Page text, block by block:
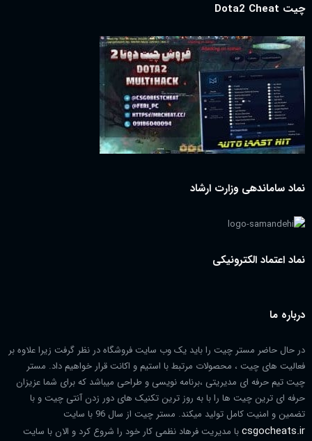
چیت Dota2 Cheat
نماد ساماندهی وزارت ارشاد
نماد اعتماد الکترونیکی
درباره ما
در حال حاضر مستر چیت را باید یک وب سایت فروشگاه در نظر گرفت زیرا علاوه بر
فعالیت های چیت ، محصولات مرتبط با استیم و اکانت قرار خواهیم داد. مستر
چیت تیم حرفه ای مدیریتی ،برنامه نویسی و طراحی میباشد که برای شما عزیزان
حرفه ای ترین چیت ها را با به روز ترین تکنیک های دور زدن آنتی چیت و با
تضمین و امنیت کامل تولید میکند. مستر چیت از سال 96 با سایت
csgocheats.irبا مدیریت فرهاد نظمی کار خود را شروع کرد و الان با سایت